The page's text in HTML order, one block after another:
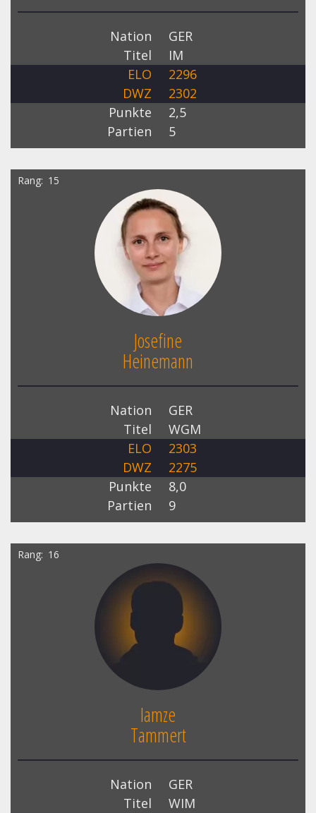
Nation
GER
Titel
IM
ELO
2296
DWZ
2302
Punkte
2,5
Partien
5
Rang 15
Josefine
Heinemann
Nation
GER
Titel
WGM
ELO
2303
DWZ
2275
Punkte
8,0
Partien
9
Rang 16
Iamze
Tammert
Nation
GER
Titel
WIM